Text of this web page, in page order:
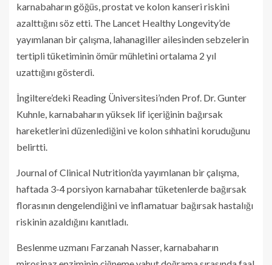
karnabaharın göğüs, prostat ve kolon kanseri riskini
azalttığını söz etti. The Lancet Healthy Longevity’de
yayımlanan bir çalışma, lahanagiller ailesinden sebzelerin
tertipli tüketiminin ömür mühletini ortalama 2 yıl
uzattığını gösterdi.
İngiltere’deki Reading Üniversitesi’nden Prof. Dr. Gunter
Kuhnle, karnabaharın yüksek lif içeriğinin bağırsak
hareketlerini düzenlediğini ve kolon sıhhatini koruduğunu
belirtti.
Journal of Clinical Nutrition’da yayımlanan bir çalışma,
haftada 3-4 porsiyon karnabahar tüketenlerde bağırsak
florasının dengelendiğini ve inflamatuar bağırsak hastalığı
riskinin azaldığını kanıtladı.
Beslenme uzmanı Farzanah Nasser, karnabaharın